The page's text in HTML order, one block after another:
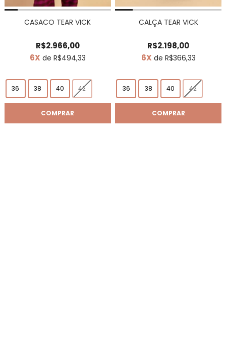
CASACO TEAR VICK
R$2.966,00
6X de R$494,33
36 38 40 42
COMPRAR
CALÇA TEAR VICK
R$2.198,00
6X de R$366,33
36 38 40 42
COMPRAR